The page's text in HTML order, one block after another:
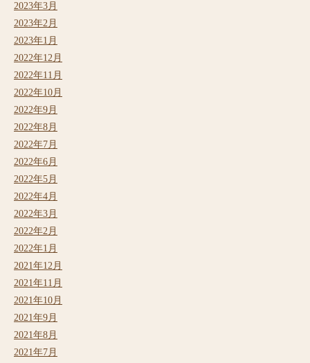
2023年3月
2023年2月
2023年1月
2022年12月
2022年11月
2022年10月
2022年9月
2022年8月
2022年7月
2022年6月
2022年5月
2022年4月
2022年3月
2022年2月
2022年1月
2021年12月
2021年11月
2021年10月
2021年9月
2021年8月
2021年7月